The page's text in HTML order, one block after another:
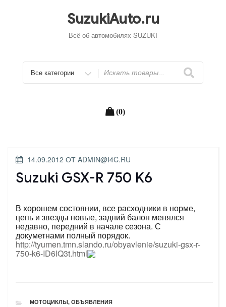
SuzukiAuto.ru
Всё об автомобилях SUZUKI
Искать
(0)
ОПУБЛИКОВАНО
14.09.2012 ОТ ADMIN@I4C.RU
Suzuki GSX-R 750 K6
В хорошем состоянии, все расходники в норме,
цепь и звезды новые, задний балон менялся
недавно, передний в начале сезона. С
докуметнами полный порядок.
http://tyumen.tmn.slando.ru/obyavlenie/suzuki-gsx-r-
750-k6-ID6lQ3t.html
РУБРИКИ
МОТОЦИКЛЫ, ОБЪЯВЛЕНИЯ